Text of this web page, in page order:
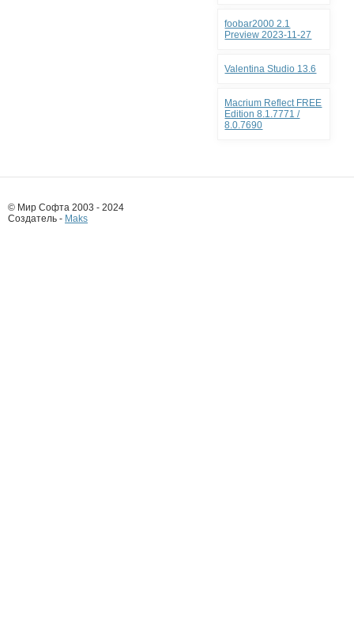
foobar2000 2.1
Preview 2023-11-27
Valentina Studio 13.6
Macrium Reflect FREE
Edition 8.1.7771 /
8.0.7690
© Мир Софта 2003 - 2024
Создатель - Maks